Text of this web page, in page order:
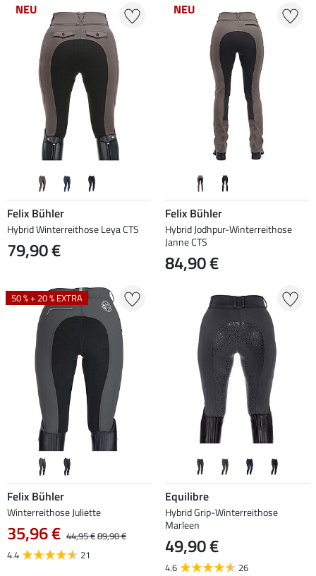
NEU
Felix Bühler
Hybrid Winterreithose Leya CTS
79,90 €
NEU
Felix Bühler
Hybrid Jodhpur-Winterreithose
Janne CTS
84,90 €
50 % + 20 % EXTRA
Felix Bühler
Winterreithose Juliette
35,96 € 44,95 €89,90 €
4.4
21
Equilibre
Hybrid Grip-Winterreithose
Marleen
49,90 €
4.6 26